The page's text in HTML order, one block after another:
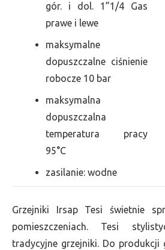
gór. i dol. 1”1/4 Gas
prawe i lewe
maksymalne
dopuszczalne ciśnienie
robocze 10 bar
maksymalna
dopuszczalna
temperatura pracy
95°C
zasilanie: wodne
Grzejniki Irsap Tesi świetnie
pomieszczeniach. Tesi
tradycyjne grzejniki. Do produkcji